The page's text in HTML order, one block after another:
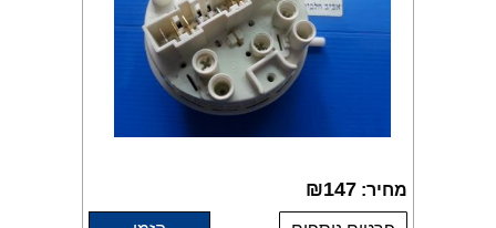
מחיר: ₪147